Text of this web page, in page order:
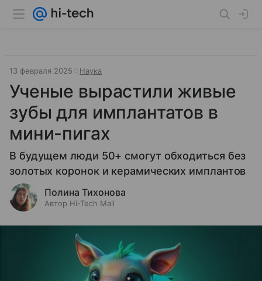
13 февраля 2025 Наука
Ученые вырастили живые
зубы для имплантатов в
мини-пигах
В будущем люди 50+ смогут обходиться без
золотых коронок и керамических имплантов
Полина Тихонова
Автор Hi-Tech Mail